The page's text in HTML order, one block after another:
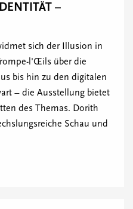
–
sich der Illusion in
l'Œils über die
bis hin zu den digitalen
– die Ausstellung bietet
des Themas. Dorith
Schau und